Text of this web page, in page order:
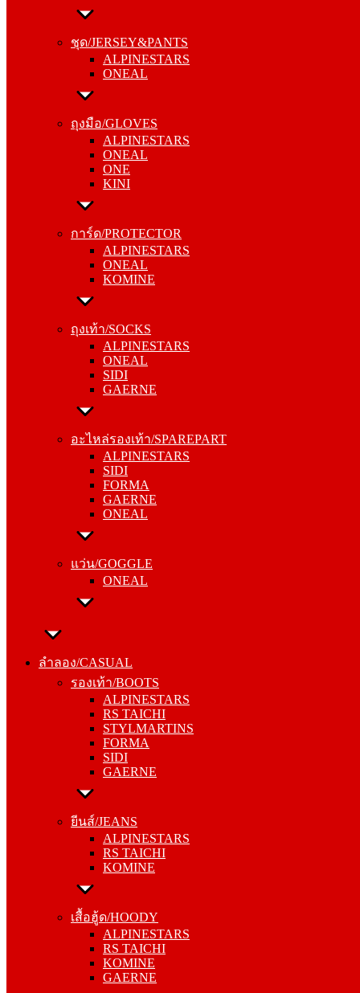
ชุด/JERSEY&PANTS
ALPINESTARS
ONEAL
ถุงมือ/GLOVES
ALPINESTARS
ONEAL
ONE
KINI
การ์ด/PROTECTOR
ALPINESTARS
ONEAL
KOMINE
ถุงเท้า/SOCKS
ALPINESTARS
ONEAL
SIDI
GAERNE
อะไหล่รองเท้า/SPAREPART
ALPINESTARS
SIDI
FORMA
GAERNE
ONEAL
แว่น/GOGGLE
ONEAL
ลำลอง/CASUAL
รองเท้า/BOOTS
ALPINESTARS
RS TAICHI
STYLMARTINS
FORMA
SIDI
GAERNE
ยีนส์/JEANS
ALPINESTARS
RS TAICHI
KOMINE
เสื้อฮู้ด/HOODY
ALPINESTARS
RS TAICHI
KOMINE
GAERNE
ชุด/JERSEY&PANTS
ONEAL
ถุงมือ/GLOVES
ONEAL
ONE
KINI
การ์ด/PROTECTOR
ONEAL
KOMINE
ถุงเท้า/SOCKS
ONEAL
SIDI
GAERNE
อะไหล่รองเท้า/SPAREPART
SIDI
FORMA
GAERNE
ONEAL
แว่น/GOGGLE
ลำลอง/CASUAL
ALPINESTARS
RS TAICHI
STYLMARTINS
FORMA
SIDI
GAERNE
ยีนส์/JEANS
RS TAICHI
KOMINE
เสื้อฮู้ด/HOODY
RS TAICHI
KOMINE
GAERNE